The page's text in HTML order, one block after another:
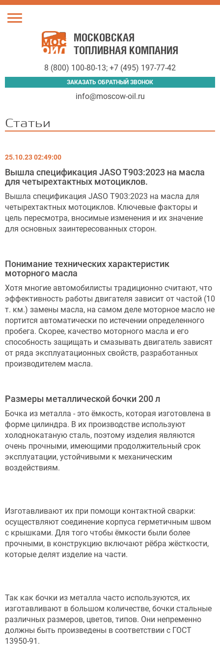
Toggle
МОСКОВСКАЯ
ТОПЛИВНАЯ КОМПАНИЯ
8 (800) 100-80-13; +7 (495) 197-77-42
ЗАКАЗАТЬ ОБРАТНЫЙ ЗВОНОК
info@moscow-oil.ru
Статьи
25.10.23 02:49:00
Вышла спецификация JASO T903:2023 на масла
для четырехтактных мотоциклов.
Вышла спецификация JASO T903:2023 на масла для
четырехтактных мотоциклов. Ключевые факторы и
цель пересмотра, вносимые изменения и их значение
для основных заинтересованных сторон.
Понимание технических характеристик
моторного масла
Хотя многие автомобилисты традиционно считают, что
эффективность работы двигателя зависит от частой (10
т. км.) замены масла, на самом деле моторное масло не
портится автоматически по истечении определенного
пробега. Скорее, качество моторного масла и его
способность защищать и смазывать двигатель зависят
от ряда эксплуатационных свойств, разработанных
производителем масла.
Размеры металлической бочки 200 л
Бочка из металла - это ёмкость, которая изготовлена в
форме цилиндра. В их производстве используют
холоднокатаную сталь, поэтому изделия являются
очень прочными, имеющими продолжительный срок
эксплуатации, устойчивыми к механическим
воздействиям.
Изготавливают их при помощи контактной сварки:
осуществляют соединение корпуса герметичным швом
с крышками. Для того чтобы ёмкости были более
прочными, в конструкцию включают рёбра жёсткости,
которые делят изделие на части.
Так как бочки из металла часто используются, их
изготавливают в большом количестве, бочки стальные
различных размеров, цветов, типов. Они непременно
должны быть произведены в соответствии с ГОСТ
13950-91.